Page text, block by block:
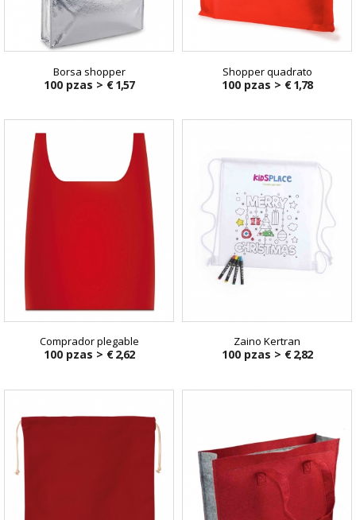
Borsa shopper
100 pzas > € 1,57
Shopper quadrato
100 pzas > € 1,78
Comprador plegable
100 pzas > € 2,62
Zaino Kertran
100 pzas > € 2,82